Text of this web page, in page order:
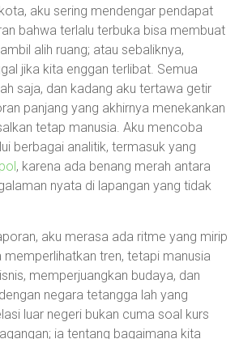
aku sering mendengar pendapat
bahwa terlalu terbuka bisa membuat
alih ruang; atau sebaliknya,
jika kita enggan terlibat. Semua
saja, dan kadang aku tertawa getir
panjang yang akhirnya menekankan
tetap manusia. Aku mencoba
berbagai analitik, termasuk yang
, karena ada benang merah antara
nyata di lapangan yang tidak
aku merasa ada ritme yang mirip
memperlihatkan tren, tetapi manusia
memperjuangkan budaya, dan
negara tetangga lah yang
luar negeri bukan cuma soal kurs
ia tentang bagaimana kita